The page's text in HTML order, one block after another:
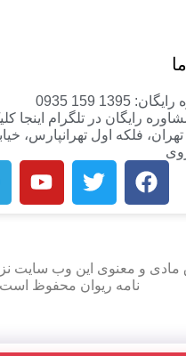
1395 159 0935
رایگان در تلگرام اینجا
فلکه اول تهرانپارس،
و معنوی این وب سایت
نامه ریوان محفوظ است.